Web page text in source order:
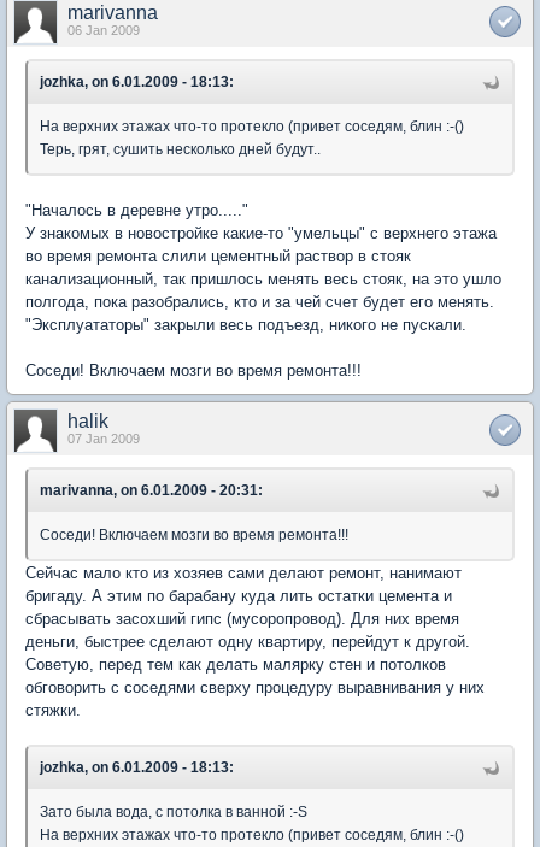
marivanna
06 Jan 2009
jozhka, on 6.01.2009 - 18:13:
На верхних этажах что-то протекло (привет соседям, блин :-()
Терь, грят, сушить несколько дней будут..
"Началось в деревне утро....."
У знакомых в новостройке какие-то "умельцы" с верхнего этажа
во время ремонта слили цементный раствор в стояк
канализационный, так пришлось менять весь стояк, на это ушло
полгода, пока разобрались, кто и за чей счет будет его менять.
"Эксплуататоры" закрыли весь подъезд, никого не пускали.
Соседи! Включаем мозги во время ремонта!!!
halik
07 Jan 2009
marivanna, on 6.01.2009 - 20:31:
Соседи! Включаем мозги во время ремонта!!!
Сейчас мало кто из хозяев сами делают ремонт, нанимают
бригаду. А этим по барабану куда лить остатки цемента и
сбрасывать засохший гипс (мусоропровод). Для них время
деньги, быстрее сделают одну квартиру, перейдут к другой.
Советую, перед тем как делать малярку стен и потолков
обговорить с соседями сверху процедуру выравнивания у них
стяжки.
jozhka, on 6.01.2009 - 18:13:
Зато была вода, с потолка в ванной :-S
На верхних этажах что-то протекло (привет соседям, блин :-()